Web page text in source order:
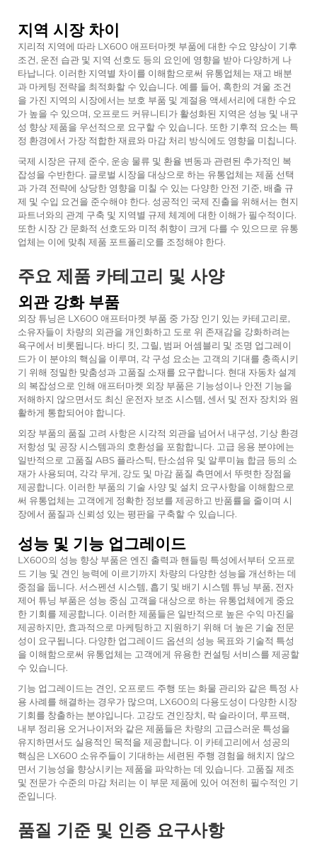
지역 시장 차이
지리적 지역에 따라 LX600 애프터마켓 부품에 대한 수요 양상이 기후
조건, 운전 습관 및 지역 선호도 등의 요인에 영향을 받아 다양하게 나
타납니다. 이러한 지역별 차이를 이해함으로써 유통업체는 재고 배분
과 마케팅 전략을 최적화할 수 있습니다. 예를 들어, 혹한의 겨울 조건
을 가진 지역의 시장에서는 보호 부품 및 계절용 액세서리에 대한 수요
가 높을 수 있으며, 오프로드 커뮤니티가 활성화된 지역은 성능 및 내구
성 향상 제품을 우선적으로 요구할 수 있습니다. 또한 기후적 요소는 특
정 환경에서 가장 적합한 재료와 마감 처리 방식에도 영향을 미칩니다.
국제 시장은 규제 준수, 운송 물류 및 환율 변동과 관련된 추가적인 복
잡성을 수반한다. 글로벌 시장을 대상으로 하는 유통업체는 제품 선택
과 가격 전략에 상당한 영향을 미칠 수 있는 다양한 안전 기준, 배출 규
제 및 수입 요건을 준수해야 한다. 성공적인 국제 진출을 위해서는 현지
파트너와의 관계 구축 및 지역별 규제 체계에 대한 이해가 필수적이다.
또한 시장 간 문화적 선호도와 미적 취향이 크게 다를 수 있으므로 유통
업체는 이에 맞춰 제품 포트폴리오를 조정해야 한다.
주요 제품 카테고리 및 사양
외관 강화 부품
외장 튜닝은 LX600 애프터마켓 부품 중 가장 인기 있는 카테고리로,
소유자들이 차량의 외관을 개인화하고 도로 위 존재감을 강화하려는
욕구에서 비롯됩니다. 바디 킷, 그릴, 범퍼 어셈블리 및 조명 업그레이
드가 이 분야의 핵심을 이루며, 각 구성 요소는 고객의 기대를 충족시키
기 위해 정밀한 맞춤성과 고품질 소재를 요구합니다. 현대 자동차 설계
의 복잡성으로 인해 애프터마켓 외장 부품은 기능성이나 안전 기능을
저해하지 않으면서도 최신 운전자 보조 시스템, 센서 및 전자 장치와 원
활하게 통합되어야 합니다.
외장 부품의 품질 고려 사항은 시각적 외관을 넘어서 내구성, 기상 환경
저항성 및 공장 시스템과의 호환성을 포함합니다. 고급 응용 분야에는
일반적으로 고품질 ABS 플라스틱, 탄소섬유 및 알루미늄 합금 등의 소
재가 사용되며, 각각 무게, 강도 및 마감 품질 측면에서 뚜렷한 장점을
제공합니다. 이러한 부품의 기술 사양 및 설치 요구사항을 이해함으로
써 유통업체는 고객에게 정확한 정보를 제공하고 반품률을 줄이며 시
장에서 품질과 신뢰성 있는 평판을 구축할 수 있습니다.
성능 및 기능 업그레이드
LX600의 성능 향상 부품은 엔진 출력과 핸들링 특성에서부터 오프로
드 기능 및 견인 능력에 이르기까지 차량의 다양한 성능을 개선하는 데
중점을 둡니다. 서스펜션 시스템, 흡기 및 배기 시스템 튜닝 부품, 전자
제어 튜닝 부품은 성능 중심 고객을 대상으로 하는 유통업체에게 중요
한 기회를 제공합니다. 이러한 제품들은 일반적으로 높은 수익 마진을
제공하지만, 효과적으로 마케팅하고 지원하기 위해 더 높은 기술 전문
성이 요구됩니다. 다양한 업그레이드 옵션의 성능 목표와 기술적 특성
을 이해함으로써 유통업체는 고객에게 유용한 컨설팅 서비스를 제공할
수 있습니다.
기능 업그레이드는 견인, 오프로드 주행 또는 화물 관리와 같은 특정 사
용 사례를 해결하는 경우가 많으며, LX600의 다용도성이 다양한 시장
기회를 창출하는 분야입니다. 고강도 견인장치, 락 슬라이더, 루프랙,
내부 정리용 오거나이저와 같은 제품들은 차량의 고급스러운 특성을
유지하면서도 실용적인 목적을 제공합니다. 이 카테고리에서 성공의
핵심은 LX600 소유주들이 기대하는 세련된 주행 경험을 해치지 않으
면서 기능성을 향상시키는 제품을 파악하는 데 있습니다. 고품질 제조
및 전문가 수준의 마감 처리는 이 부문 제품에 있어 여전히 필수적인 기
준입니다.
품질 기준 및 인증 요구사항